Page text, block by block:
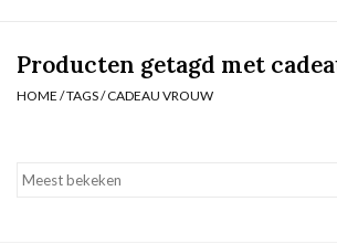
Slip
Nachtmode
Producten getagd met
HOME /TAGS/CADEAU VROUW